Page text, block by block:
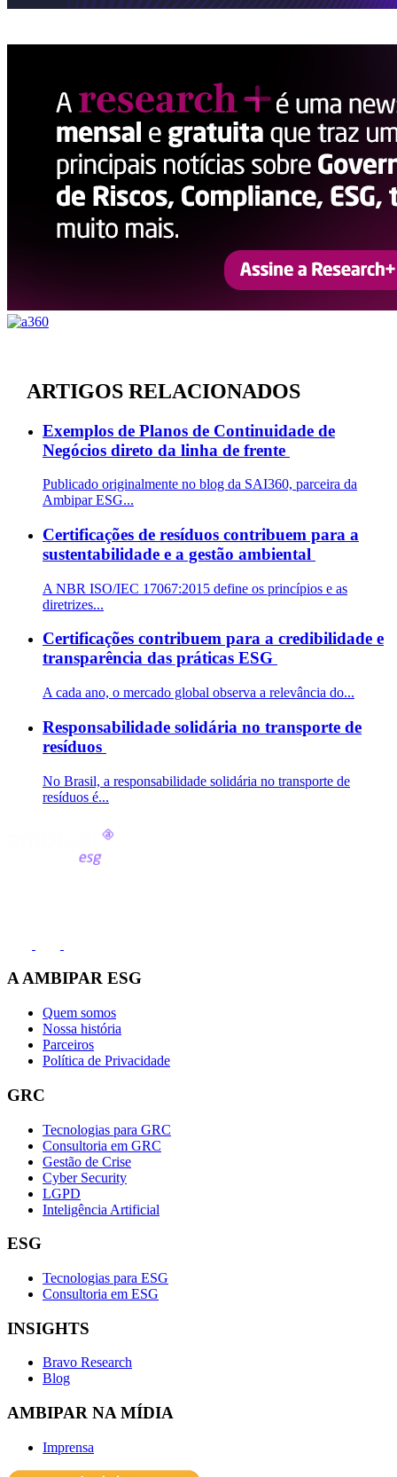
ARTIGOS RELACIONADOS
Exemplos de Planos de Continuidade de
Negócios direto da linha de frente
Publicado originalmente no blog da SAI360, parceira da
Ambipar ESG...
Certificações de resíduos contribuem para a
sustentabilidade e a gestão ambiental
A NBR ISO/IEC 17067:2015 define os princípios e as
diretrizes...
Certificações contribuem para a credibilidade e
transparência das práticas ESG
A cada ano, o mercado global observa a relevância do...
Responsabilidade solidária no transporte de
resíduos
No Brasil, a responsabilidade solidária no transporte de
resíduos é...
A AMBIPAR ESG
Quem somos
Nossa história
Parceiros
Política de Privacidade
GRC
Tecnologias para GRC
Consultoria em GRC
Gestão de Crise
Cyber Security
LGPD
Inteligência Artificial
ESG
Tecnologias para ESG
Consultoria em ESG
INSIGHTS
Bravo Research
Blog
AMBIPAR NA MÍDIA
Imprensa